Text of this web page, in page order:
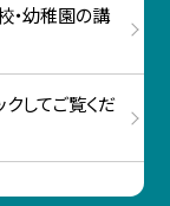
・幼稚園の講
してご覧くだ